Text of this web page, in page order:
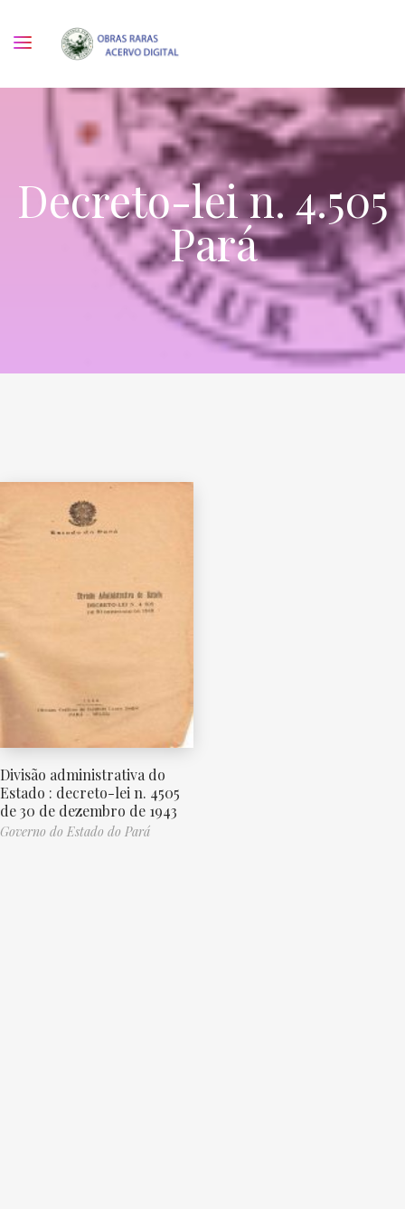
Decreto-lei n. 4.505
Pará
Divisão administrativa do
Estado : decreto-lei n. 4505
de 30 de dezembro de 1943
Governo do Estado do Pará